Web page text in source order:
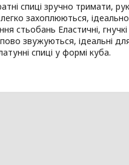
спиці зручно тримати,
легко захоплюються,
стьобань Еластичні,
звужуються, ідеальні
спиці у формі куба.